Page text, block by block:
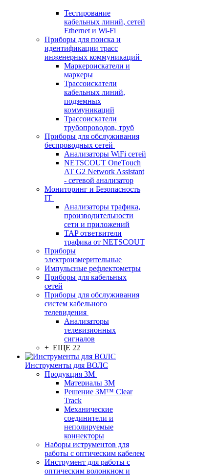
Тестирование
кабельных линий, сетей
Ethernet и Wi-Fi
Приборы для поиска и
идентификации трасс
инженерных коммуникаций
Маркероискатели и
маркеры
Трассоискатели
кабельных линий,
подземных
коммуникаций
Трассоискатели
трубопроводов, труб
Приборы для обслуживания
беспроводных сетей
Анализаторы WiFi сетей
NETSCOUT OneTouch
AT G2 Network Assistant
- сетевой анализатор
Мониторинг и Безопасность
IT
Анализаторы трафика,
производительности
сети и приложений
TAP ответвители
трафика от NETSCOUT
Приборы
электроизмерительные
Импульсные рефлектометры
Приборы для кабельных
сетей
Приборы для обслуживания
систем кабельного
телевидения
Анализаторы
телевизионных
сигналов
+ ЕЩЕ 22
Инструменты для ВОЛС
Продукция 3M
Материалы 3М
Решение 3M™ Clear
Track
Механические
соединители и
неполируемые
коннекторы
Наборы иструментов для
работы с оптическим кабелем
Инструмент для работы с
оптическим волонкном и